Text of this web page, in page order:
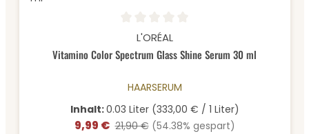
Durchschnittliche Bewertung von 0 von 5 Sternen
L'ORÉAL
Vitamino Color Spectrum Glass Shine Serum 30 ml
HAARSERUM
Inhalt:0.03 Liter (333,00 € / 1 Liter)
Verkaufspreis:
9,99 € Regulärer Preis:
21,90 € (54.38% gespart)